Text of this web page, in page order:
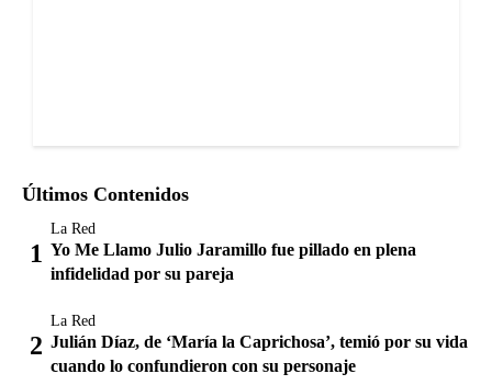
Últimos Contenidos
La Red
Yo Me Llamo Julio Jaramillo fue pillado en plena
infidelidad por su pareja
La Red
Julián Díaz, de ‘María la Caprichosa’, temió por su vida
cuando lo confundieron con su personaje